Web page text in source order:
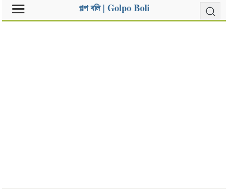
গল্প বলি | Golpo Boli